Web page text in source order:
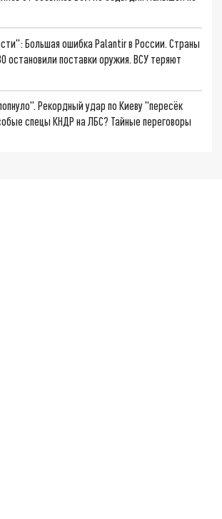
Большая ошибка Palantir в России. Страны
остановили поставки оружия. ВСУ теряют
Рекордный удар по Киеву "пересёк
спецы КНДР на ЛБС? Тайные переговоры